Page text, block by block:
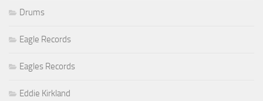
Drums
Eagle Records
Eagles Records
Eddie Kirkland